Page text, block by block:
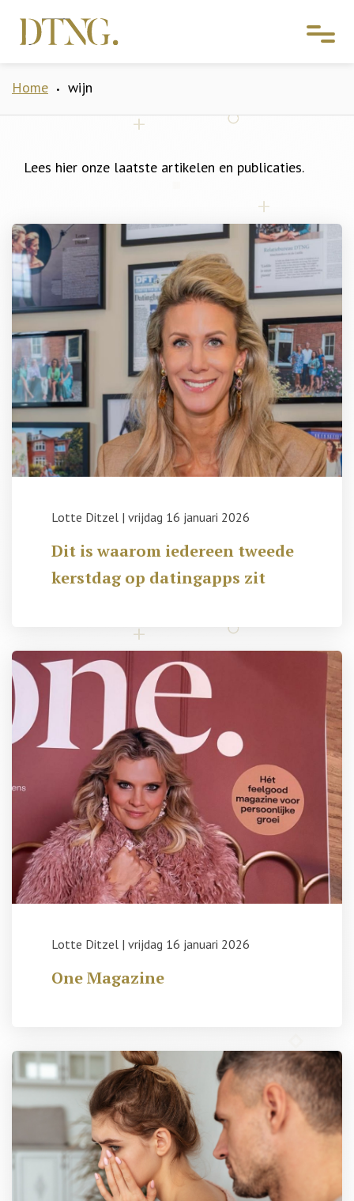
Home • wijn
Lees hier onze laatste artikelen en publicaties.
Lotte Ditzel | vrijdag 16 januari 2026
Dit is waarom iedereen tweede
kerstdag op datingapps zit
Lotte Ditzel | vrijdag 16 januari 2026
One Magazine